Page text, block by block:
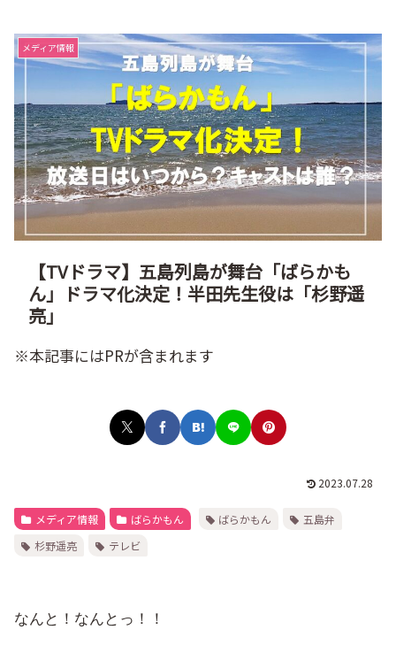
【TVドラマ】五島列島が舞台「ばらかも
ん」ドラマ化決定！半田先生役は「杉野遥
亮」
※本記事にはPRが含まれます
メディア情報
2023.07.28
メディア情報 ばらかもん ばらかもん
五島弁
杉野遥亮
テレビ
なんと！なんとっ！！